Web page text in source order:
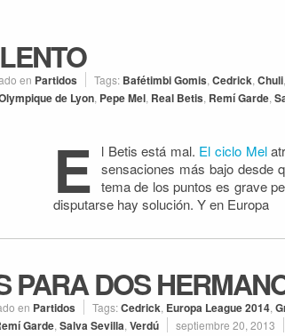
en Partidos Tags: Bafétimbi Gomis, Cedrick, Chuli,
de Lyon, Pepe Mel, Real Betis, Remí Garde,
E l Betis está mal. El ciclo Mel
sensaciones más bajo desde
tema de los puntos es grave
disputarse hay solución. Y en Europa
PARA DOS
en Partidos Tags:Cedrick, Europa League 2014,
Garde, Salva Sevilla, Verdú septiembre 20, 2013